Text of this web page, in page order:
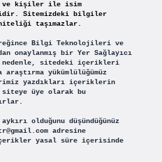
ve kişiler ile isim
Sitemizdeki bilgiler
taşımazlar.
Bilgi Teknolojileri ve
onaylanmış bir Yer Sağlayıcı
nedenle, sitedeki içerikleri
yükümlülüğümüz
yazdıkları içeriklerin
siteye üye olarak bu
olduğunu düşündüğünüz
adresine
yasal süre içerisinde